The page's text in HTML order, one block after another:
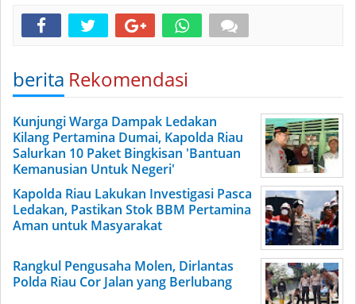
berita Rekomendasi
Kunjungi Warga Dampak Ledakan
Kilang Pertamina Dumai, Kapolda Riau
Salurkan 10 Paket Bingkisan 'Bantuan
Kemanusian Untuk Negeri'
Kapolda Riau Lakukan Investigasi Pasca
Ledakan, Pastikan Stok BBM Pertamina
Aman untuk Masyarakat
Rangkul Pengusaha Molen, Dirlantas
Polda Riau Cor Jalan yang Berlubang